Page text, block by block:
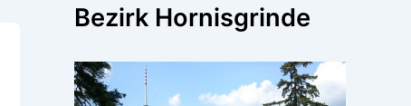
Bezirk Hornisgrinde